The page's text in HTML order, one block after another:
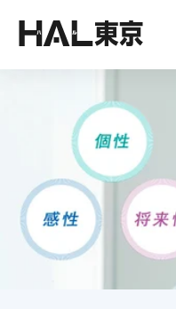
LANGUAGE
한국어